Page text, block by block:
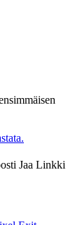
Jaa Linkki